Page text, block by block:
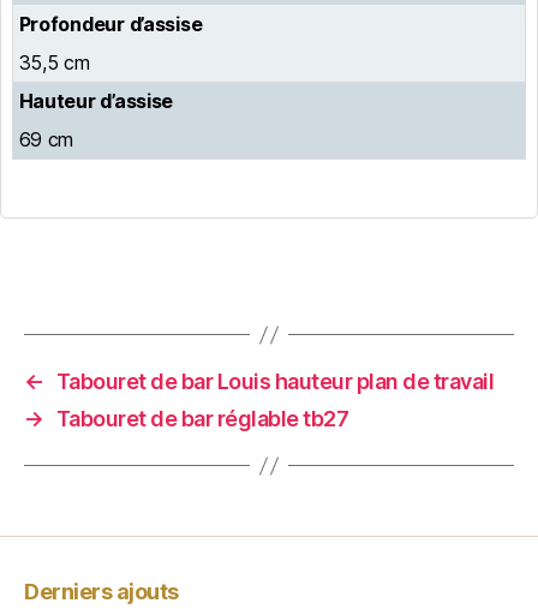
Profondeur d’assise
35,5 cm
Hauteur d’assise
69 cm
←
Tabouret de bar Louis hauteur plan de travail
→
Tabouret de bar réglable tb27
Derniers ajouts